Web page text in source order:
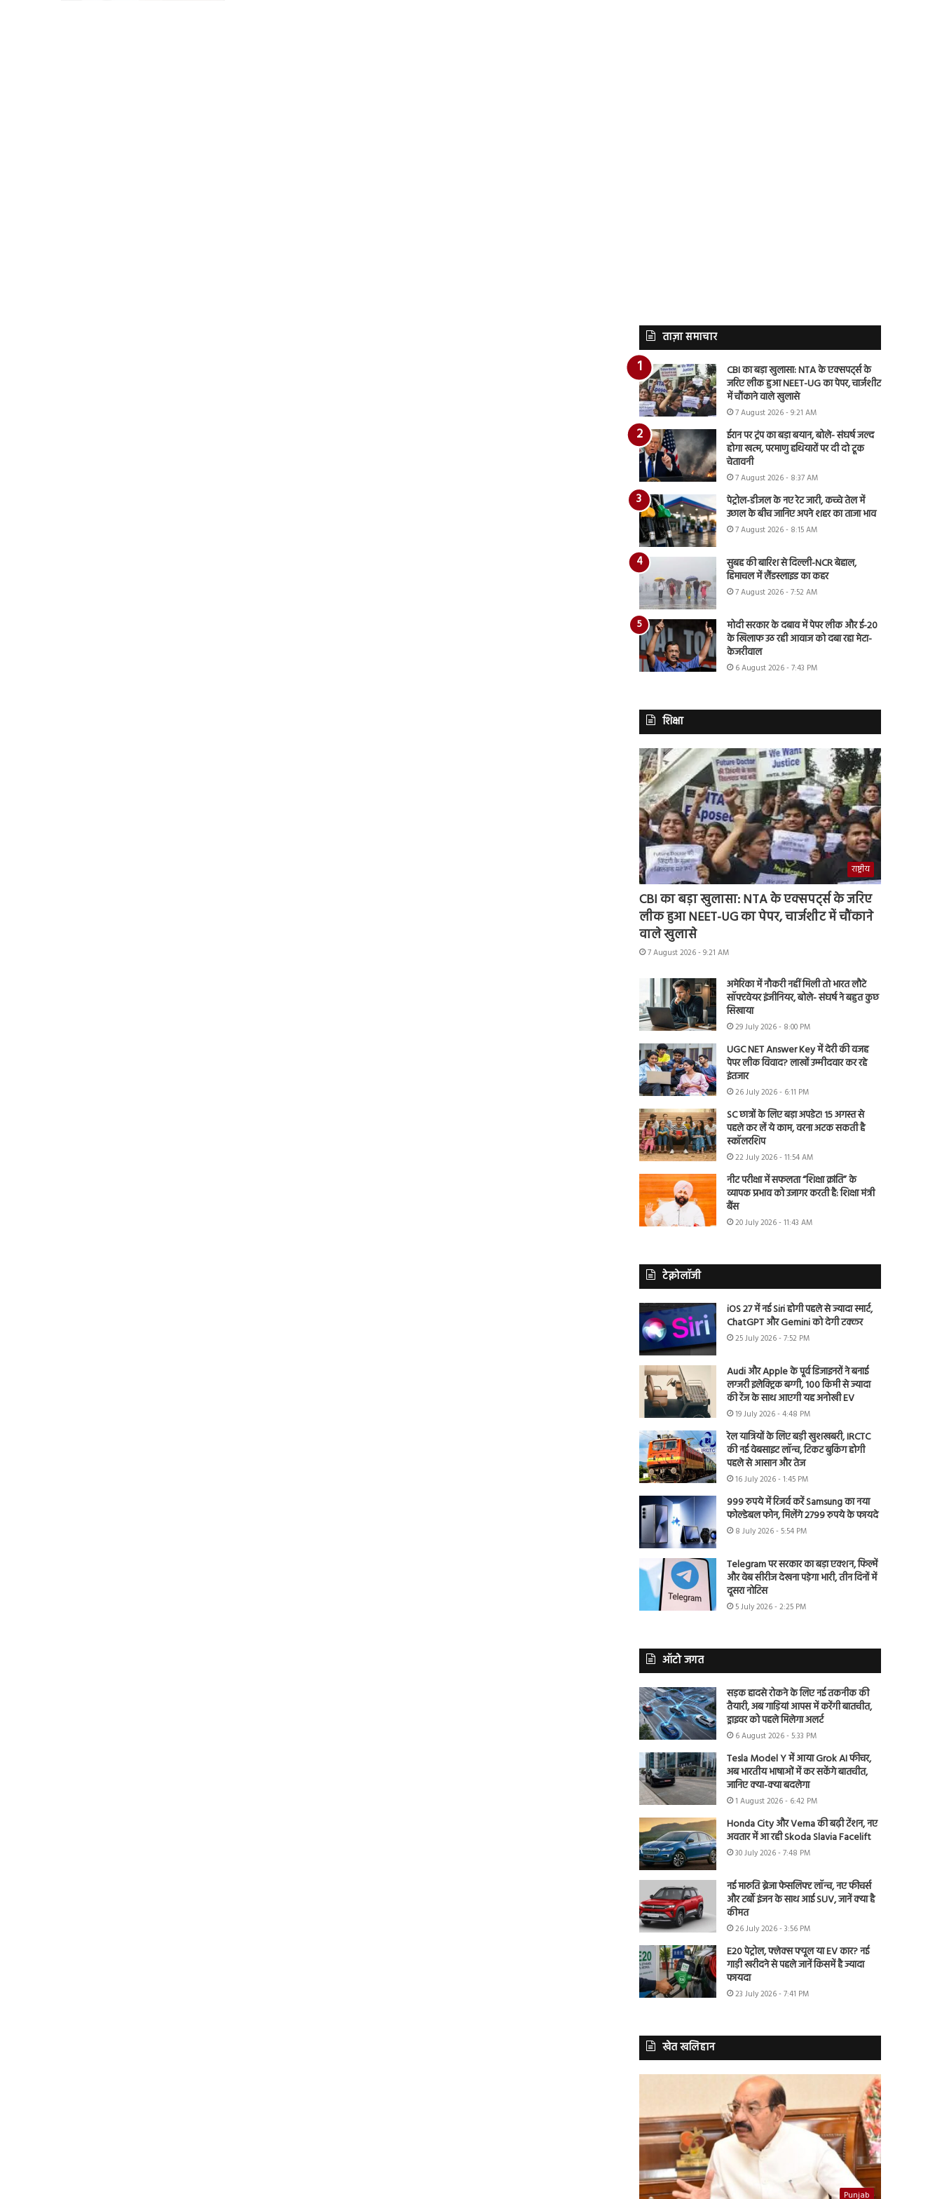
ताज़ा समाचार
CBI का बड़ा खुलासा: NTA के एक्सपर्ट्स के
जरिए लीक हुआ NEET-UG का पेपर, चार्जशीट
में चौंकाने वाले खुलासे
7 August 2026 - 9:21 AM
ईरान पर ट्रंप का बड़ा बयान, बोले- संघर्ष जल्द
होगा खत्म, परमाणु हथियारों पर दी दो टूक
चेतावनी
7 August 2026 - 8:37 AM
पेट्रोल-डीजल के नए रेट जारी, कच्चे तेल में
उछाल के बीच जानिए अपने शहर का ताजा भाव
7 August 2026 - 8:15 AM
सुबह की बारिश से दिल्ली-NCR बेहाल,
हिमाचल में लैंडस्लाइड का कहर
7 August 2026 - 7:52 AM
मोदी सरकार के दबाव में पेपर लीक और ई-20
के खिलाफ उठ रही आवाज को दबा रहा मेटा-
केजरीवाल
6 August 2026 - 7:43 PM
शिक्षा
राष्ट्रीय
CBI का बड़ा खुलासा: NTA के एक्सपर्ट्स के जरिए
लीक हुआ NEET-UG का पेपर, चार्जशीट में चौंकाने
वाले खुलासे
7 August 2026 - 9:21 AM
अमेरिका में नौकरी नहीं मिली तो भारत लौटे
सॉफ्टवेयर इंजीनियर, बोले- संघर्ष ने बहुत कुछ
सिखाया
29 July 2026 - 8:00 PM
UGC NET Answer Key में देरी की वजह
पेपर लीक विवाद? लाखों उम्मीदवार कर रहे
इंतजार
26 July 2026 - 6:11 PM
SC छात्रों के लिए बड़ा अपडेट! 15 अगस्त से
पहले कर लें ये काम, वरना अटक सकती है
स्कॉलरशिप
22 July 2026 - 11:54 AM
नीट परीक्षा में सफलता “शिक्षा क्रांति” के
व्यापक प्रभाव को उजागर करती है: शिक्षा मंत्री
बैंस
20 July 2026 - 11:43 AM
टेक्नोलॉजी
iOS 27 में नई Siri होगी पहले से ज्यादा स्मार्ट,
ChatGPT और Gemini को देगी टक्कर
25 July 2026 - 7:52 PM
Audi और Apple के पूर्व डिजाइनरों ने बनाई
लग्जरी इलेक्ट्रिक बग्गी, 100 किमी से ज्यादा
की रेंज के साथ आएगी यह अनोखी EV
19 July 2026 - 4:48 PM
रेल यात्रियों के लिए बड़ी खुशखबरी, IRCTC
की नई वेबसाइट लॉन्च, टिकट बुकिंग होगी
पहले से आसान और तेज
16 July 2026 - 1:45 PM
999 रुपये में रिजर्व करें Samsung का नया
फोल्डेबल फोन, मिलेंगे 2799 रुपये के फायदे
8 July 2026 - 5:54 PM
Telegram पर सरकार का बड़ा एक्शन, फिल्में
और वेब सीरीज देखना पड़ेगा भारी, तीन दिनों में
दूसरा नोटिस
5 July 2026 - 2:25 PM
ऑटो जगत
सड़क हादसे रोकने के लिए नई तकनीक की
तैयारी, अब गाड़ियां आपस में करेंगी बातचीत,
ड्राइवर को पहले मिलेगा अलर्ट
6 August 2026 - 5:33 PM
Tesla Model Y में आया Grok AI फीचर,
अब भारतीय भाषाओं में कर सकेंगे बातचीत,
जानिए क्या-क्या बदलेगा
1 August 2026 - 6:42 PM
Honda City और Verna की बढ़ी टेंशन, नए
अवतार में आ रही Skoda Slavia Facelift
30 July 2026 - 7:48 PM
नई मारुति ब्रेजा फेसलिफ्ट लॉन्च, नए फीचर्स
और टर्बो इंजन के साथ आई SUV, जानें क्या है
कीमत
26 July 2026 - 3:56 PM
E20 पेट्रोल, फ्लेक्स फ्यूल या EV कार? नई
गाड़ी खरीदने से पहले जानें किसमें है ज्यादा
फायदा
23 July 2026 - 7:41 PM
खेत खलिहान
Punjab